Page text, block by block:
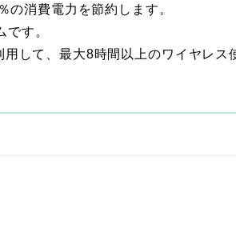
消費電力を節約します。
す。
して、最大8時間以上のワイヤレス